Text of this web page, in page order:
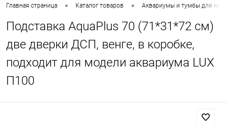
Главная страница • Каталог товаров • Аквариумы и тумбы для них
Подставка AquaPlus 70 (71*31*72 см)
две дверки ДСП, венге, в коробке,
подходит для модели аквариума LUX
П100